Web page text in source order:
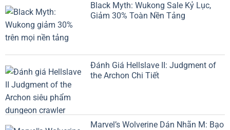
Black Myth: Wukong Sale Kỷ Lục,
Giảm 30% Toàn Nền Tảng
Đánh Giá Hellslave II: Judgment of
the Archon Chi Tiết
Marvel’s Wolverine Dán Nhãn M: Bạo